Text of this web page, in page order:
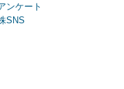
ンケート
SNS